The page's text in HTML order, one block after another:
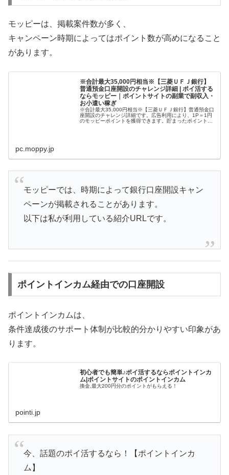
モッピーは、掲載案件数が多く、
キャンペーン時期によってはポイント数が高めになること
があります。
※合計最大35,000円相当※【三菱ＵＦＪ銀行】
普通預金口座開設のチャレンジ詳細 | ポイ活する
ならモッピー｜ポイントサイトの副業で副収入・
お小遣い稼ぎ
※合計最大35,000円相当※【三菱ＵＦＪ銀行】普通預金口
座開設のチャレンジ詳細です。広告利用により、1P＝1円
のモッピーポイントを獲得できます。貯まったポイント
pc.moppy.jp
モッピーでは、時期によって銀行口座開設キャン
ペーンが掲載されることがあります。
以下は私が利用している紹介URLです。
ポイントインカム経由での口座開設
ポイントインカムは、
条件達成後のサポート体制が比較的分かりやすい印象があ
ります。
初心者でも簡単♪ポイ活するならポイントインカ
ム|ポイントサイトのポイントインカム
換金,最大200円分のポイントがもらえる！
pointi.jp
今、話題のポイ活するなら！【ポイントインカ
ム】